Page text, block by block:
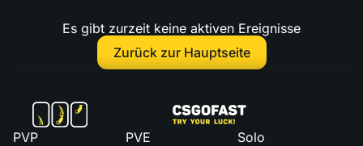
Es gibt zurzeit keine aktiven Ereignisse
Zurück zur Hauptseite
PVP PVE Solo